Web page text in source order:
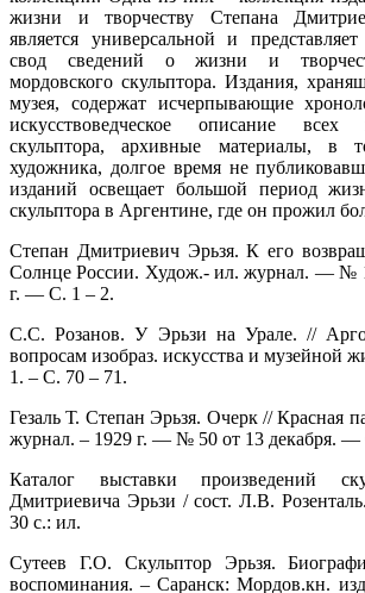
жизни и творчеству Степана
является универсальной и
свод сведений о жизни и
мордовского скульптора. Издания,
музея, содержат исчерпывающие
искусствоведческое описание всех
скульптора, архивные материалы, в
художника, долгое время не
изданий освещает большой период
скульптора в Аргентине, где он прожил
Степан Дмитриевич Эрьзя. К его
Солнце России. Худож.- ил. журнал. — №
г. — С. 1 – 2.
С.С. Розанов. У Эрьзи на Урале. //
вопросам изобраз. искусства и музейной
1. – С. 70 – 71.
Гезаль Т. Степан Эрьзя. Очерк // Красная
журнал. – 1929 г. — № 50 от 13 декабря. —
Каталог выставки произведений
Дмитриевича Эрьзи / сост. Л.В.
30 с.: ил.
Сутеев Г.О. Скульптор Эрьзя.
воспоминания. – Саранск: Мордов.кн.